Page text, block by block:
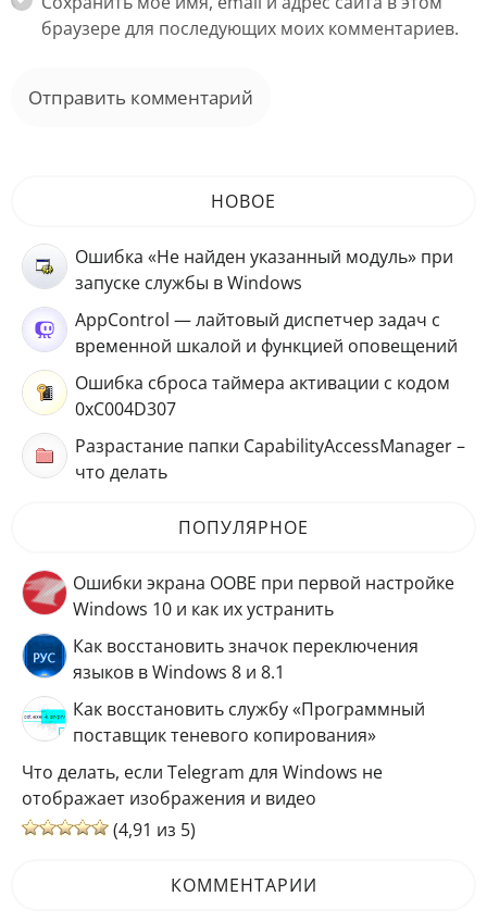
браузере для последующих моих комментариев.
НОВОЕ
Ошибка «Не найден указанный модуль» при
запуске службы в Windows
AppControl — лайтовый диспетчер задач с
временной шкалой и функцией оповещений
Ошибка сброса таймера активации с кодом
0xC004D307
Разрастание папки CapabilityAccessManager –
что делать
ПОПУЛЯРНОЕ
Ошибки экрана OOBE при первой настройке
Windows 10 и как их устранить
Как восстановить значок переключения
языков в Windows 8 и 8.1
Как восстановить службу «Программный
поставщик теневого копирования»
Что делать, если Telegram для Windows не
отображает изображения и видео
(4,91 из 5)
КОММЕНТАРИИ